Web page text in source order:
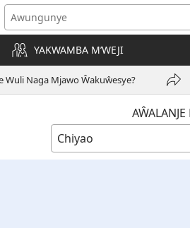
YAKWAMBA M’WEJI
Wuli Naga Mjawo Ŵakuŵesye?